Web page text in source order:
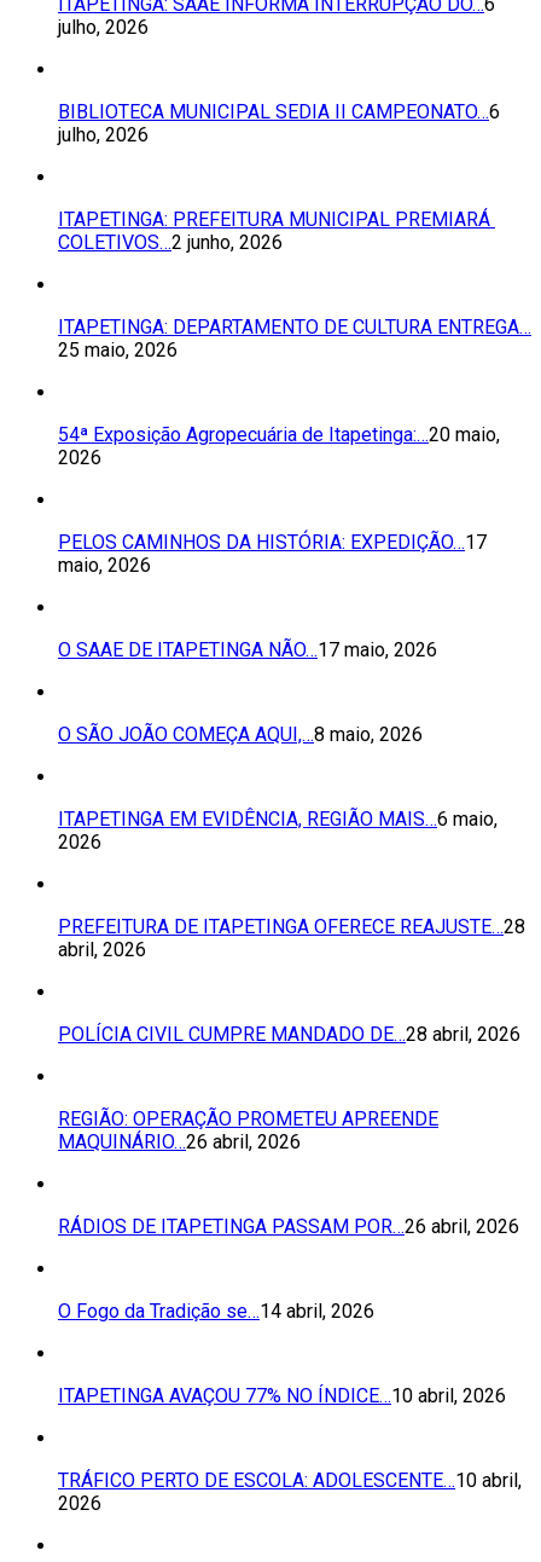
julho, 2026
BIBLIOTECA MUNICIPAL SEDIA II CAMPEONATO…6
julho, 2026
ITAPETINGA: PREFEITURA MUNICIPAL PREMIARÁ
COLETIVOS…2 junho, 2026
ITAPETINGA: DEPARTAMENTO DE CULTURA ENTREGA…
25 maio, 2026
54ª Exposição Agropecuária de Itapetinga:…20 maio,
2026
PELOS CAMINHOS DA HISTÓRIA: EXPEDIÇÃO…17
maio, 2026
O SAAE DE ITAPETINGA NÃO…17 maio, 2026
O SÃO JOÃO COMEÇA AQUI,…8 maio, 2026
ITAPETINGA EM EVIDÊNCIA, REGIÃO MAIS…6 maio,
2026
PREFEITURA DE ITAPETINGA OFERECE REAJUSTE…28
abril, 2026
POLÍCIA CIVIL CUMPRE MANDADO DE…28 abril, 2026
REGIÃO: OPERAÇÃO PROMETEU APREENDE
MAQUINÁRIO…26 abril, 2026
RÁDIOS DE ITAPETINGA PASSAM POR…26 abril, 2026
O Fogo da Tradição se…14 abril, 2026
ITAPETINGA AVAÇOU 77% NO ÍNDICE…10 abril, 2026
TRÁFICO PERTO DE ESCOLA: ADOLESCENTE…10 abril,
2026